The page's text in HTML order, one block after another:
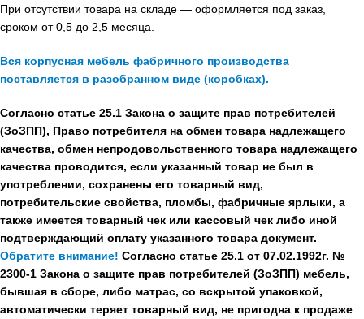
При отсутствии товара на складе — оформляется под заказ,
сроком от 0,5 до 2,5 месяца.
Вся корпусная мебель фабричного производства
поставляется в разобранном виде (коробках).
Согласно статье 25.1 Закона о защите прав потребителей
(ЗоЗПП), Право потребителя на обмен товара надлежащего
качества, обмен непродовольственного товара надлежащего
качества проводится, если указанный товар не был в
употреблении, сохранены его товарный вид,
потребительские свойства, пломбы, фабричные ярлыки, а
также имеется товарный чек или кассовый чек либо иной
подтверждающий оплату указанного товара документ.
Обратите внимание! Согласно статье 25.1 от 07.02.1992г. №
2300-1 Закона о защите прав потребителей (ЗоЗПП) мебель,
бывшая в сборе, либо матрас, со вскрытой упаковкой,
автоматически теряет товарный вид, не пригодна к продаже